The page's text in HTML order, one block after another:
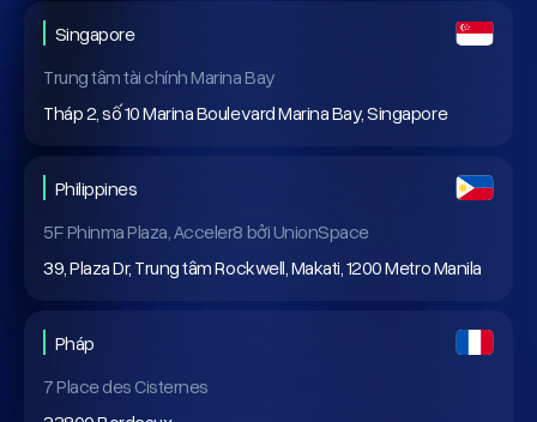
Singapore
Trung tâm tài chính Marina Bay
Tháp 2, số 10 Marina Boulevard Marina Bay, Singapore
Philippines
5F Phinma Plaza, Acceler8 bởi UnionSpace
39, Plaza Dr, Trung tâm Rockwell, Makati, 1200 Metro Manila
Pháp
7 Place des Cisternes